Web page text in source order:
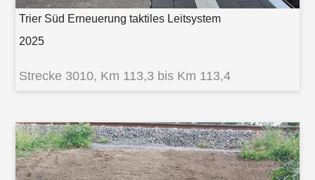
Trier Süd Erneuerung taktiles Leitsystem
2025
Strecke 3010, Km 113,3 bis Km 113,4